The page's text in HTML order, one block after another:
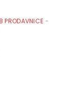
PRODAVNICE -